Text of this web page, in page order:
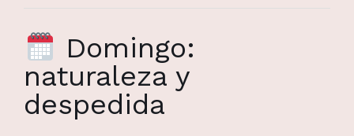
Domingo:
naturaleza y
despedida